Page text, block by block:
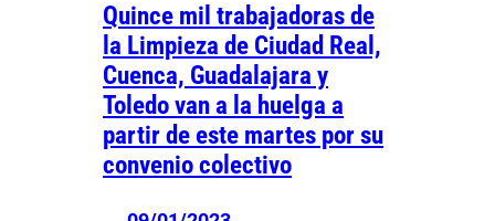
Quince mil trabajadoras de
la Limpieza de Ciudad Real,
Cuenca, Guadalajara y
Toledo van a la huelga a
partir de este martes por su
convenio colectivo